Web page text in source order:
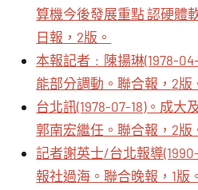
算機今後發展重點 認硬體
日報，2版。
本報記者﹕陳揚琳(1978-
能部分調動。聯合報，2版
台北訊(1978-07-18)。成大
郭南宏繼任。聯合報，2版
記者謝英士/台北報導
報社過海。聯合晚報，1版。